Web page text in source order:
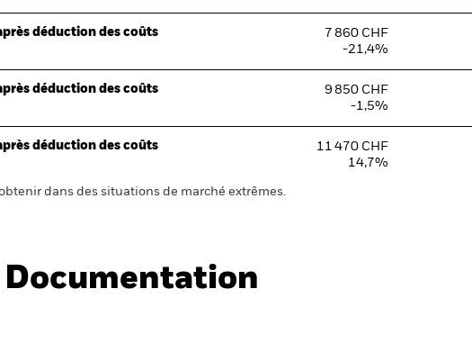
déduction des coûts
7 860 CHF
-21,4%
déduction des coûts
9 850 CHF
-1,5%
déduction des coûts
11 470 CHF
14,7%
dans des situations de marché extrêmes.
Documentation